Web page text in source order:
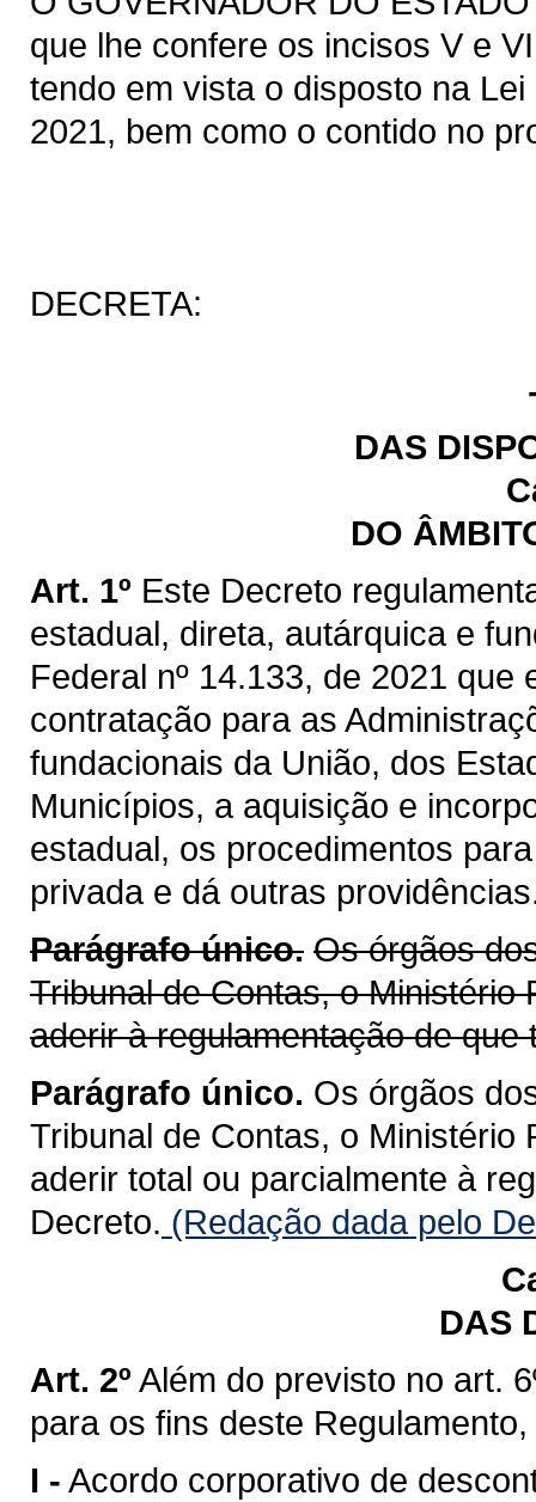
que lhe confere os incisos V e
tendo em vista o disposto na
2021, bem como o contido no
DECRETA:
DAS
DO
Art. 1º Este Decreto
estadual, direta, autárquica e
Federal nº 14.133, de 2021
contratação para as
fundacionais da União, dos
Municípios, a aquisição e
estadual, os procedimentos
privada e dá outras
Parágrafo único. Os órgãos
Tribunal de Contas, o Ministério
aderir à regulamentação de que
Parágrafo único. Os órgãos
Tribunal de Contas, o Ministério
aderir total ou parcialmente à
Decreto. (Redação dada pelo
DAS
Art. 2º Além do previsto no art.
para os fins deste
I - Acordo corporativo de